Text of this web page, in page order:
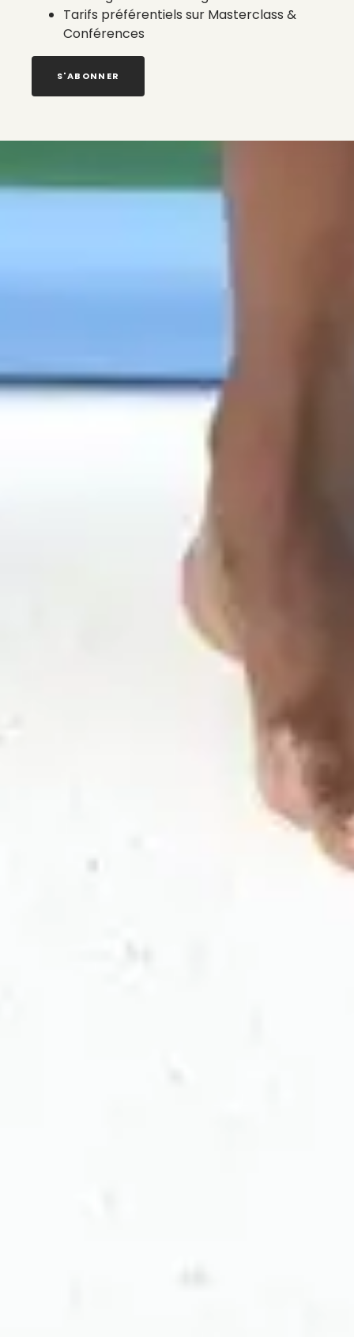
Tarifs préférentiels sur Masterclass &
Conférences
S'ABONNER